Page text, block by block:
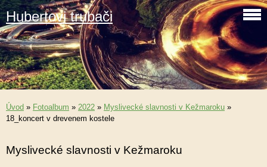
Hubertovi trubači
Úvod » Fotoalbum » 2022 » Myslivecké slavnosti v Kežmaroku »
18_koncert v drevenem kostele
Myslivecké slavnosti v Kežmaroku